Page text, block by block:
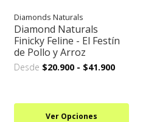
Diamonds Naturals
Diamond Naturals
Finicky Feline - El Festín
de Pollo y Arroz
Desde $20.900 - $41.900
Ver Opciones